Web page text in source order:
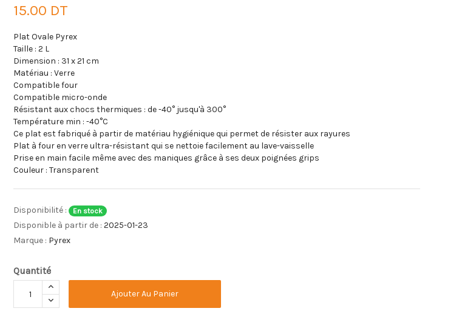
15.00 DT
Plat Ovale Pyrex
Taille : 2 L
Dimension : 31 x 21 cm
Matériau : Verre
Compatible four
Compatible micro-onde
Résistant aux chocs thermiques : de -40° jusqu'à 300°
Température min : -40°C
Ce plat est fabriqué à partir de matériau hygiénique qui permet de résister aux rayures
Plat à four en verre ultra-résistant qui se nettoie facilement au lave-vaisselle
Prise en main facile même avec des maniques grâce à ses deux poignées grips
Couleur : Transparent
Disponibilité : En stock
Disponible à partir de : 2025-01-23
Marque : Pyrex
Quantité
Ajouter Au Panier